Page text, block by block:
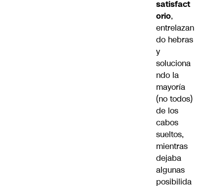
satisfact
orio,
entrelazan
do hebras
y
soluciona
ndo la
mayoría
(no todos)
de los
cabos
sueltos,
mientras
dejaba
algunas
posibilida